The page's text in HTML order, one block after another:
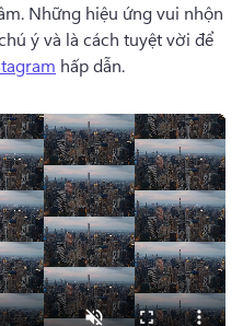
Những hiệu ứng vui nhộn
ý và là cách tuyệt vời để
hấp dẫn.